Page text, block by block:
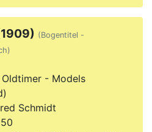
(Bogentitel -
- Models
Schmidt